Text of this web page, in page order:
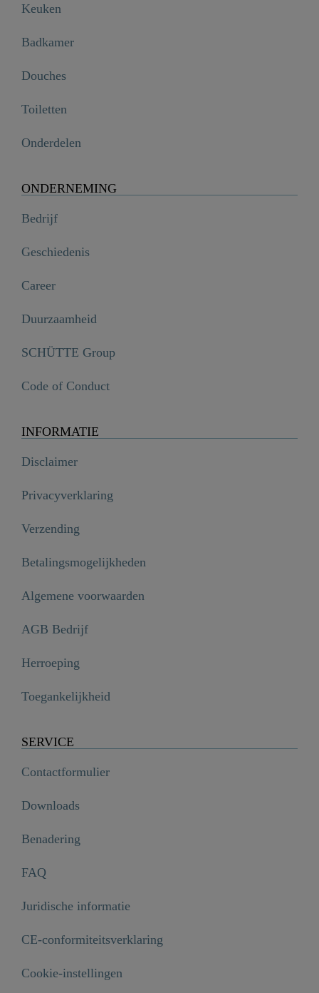
Keuken
Badkamer
Douches
Toiletten
Onderdelen
ONDERNEMING
Bedrijf
Geschiedenis
Career
Duurzaamheid
SCHÜTTE Group
Code of Conduct
INFORMATIE
Disclaimer
Privacyverklaring
Verzending
Betalingsmogelijkheden
Algemene voorwaarden
AGB Bedrijf
Herroeping
Toegankelijkheid
SERVICE
Contactformulier
Downloads
Benadering
FAQ
Juridische informatie
CE-conformiteitsverklaring
Cookie-instellingen